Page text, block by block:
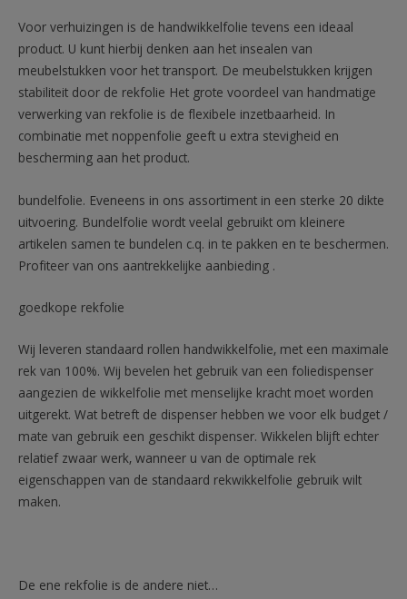
Voor verhuizingen is de handwikkelfolie tevens een ideaal
product. U kunt hierbij denken aan het insealen van
meubelstukken voor het transport. De meubelstukken krijgen
stabiliteit door de rekfolie Het grote voordeel van handmatige
verwerking van rekfolie is de flexibele inzetbaarheid. In
combinatie met noppenfolie geeft u extra stevigheid en
bescherming aan het product.
bundelfolie. Eveneens in ons assortiment in een sterke 20 dikte
uitvoering. Bundelfolie wordt veelal gebruikt om kleinere
artikelen samen te bundelen c.q. in te pakken en te beschermen.
Profiteer van ons aantrekkelijke aanbieding .
goedkope rekfolie
Wij leveren standaard rollen handwikkelfolie, met een maximale
rek van 100%. Wij bevelen het gebruik van een foliedispenser
aangezien de wikkelfolie met menselijke kracht moet worden
uitgerekt. Wat betreft de dispenser hebben we voor elk budget /
mate van gebruik een geschikt dispenser. Wikkelen blijft echter
relatief zwaar werk, wanneer u van de optimale rek
eigenschappen van de standaard rekwikkelfolie gebruik wilt
maken.
De ene rekfolie is de andere niet…